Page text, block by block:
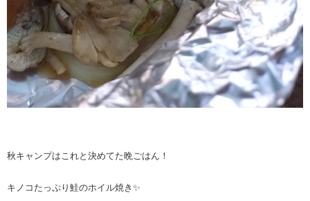
秋キャンプはこれと決めてた晩ごはん！
キノコたっぷり鮭のホイル焼き✨